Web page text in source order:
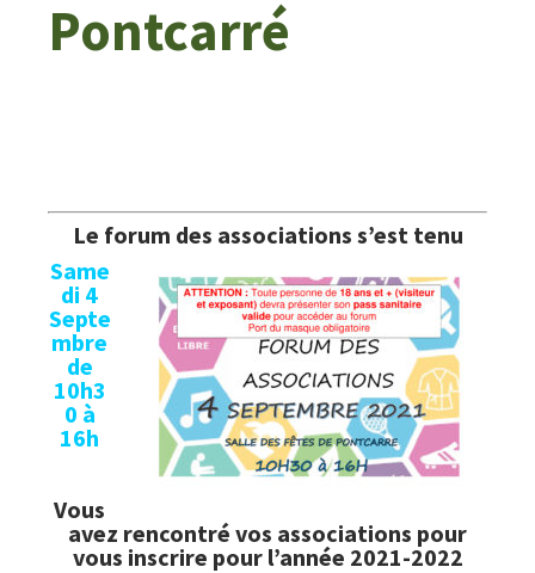
Pontcarré
Le forum des associations s’est tenu
Same
di 4
Septe
mbre
de
10h3
0 à
16h
Vous
avez rencontré vos associations pour
vous inscrire pour l’année 2021-2022